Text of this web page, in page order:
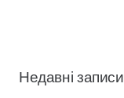
Недавні записи